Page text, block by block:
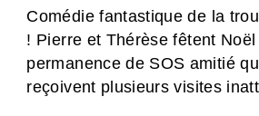
Comédie fantastique de la
! Pierre et Thérèse fêtent
permanence de SOS amitié
reçoivent plusieurs visites